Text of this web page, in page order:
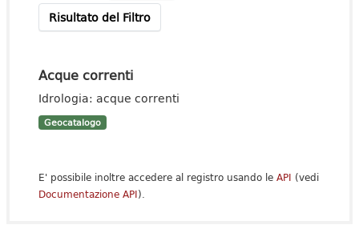
Risultato del Filtro
Acque correnti
Idrologia: acque correnti
Geocatalogo
E' possibile inoltre accedere al registro usando le API (vedi
Documentazione API).